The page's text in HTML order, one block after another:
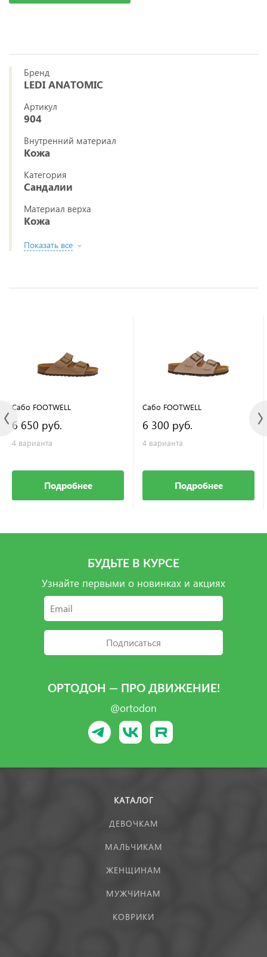
Бренд
LEDI ANATOMIC
Артикул
904
Внутренний материал
Кожа
Категория
Сандалии
Материал верха
Кожа
Показать все
Сабо FOOTWELL
6 650 руб.
4 варианта
Подробнее
Сабо FOOTWELL
6 300 руб.
4 варианта
Подробнее
БУДЬТЕ В КУРСЕ
Узнайте первыми о новинках и акциях
Подписаться
ОРТОДОН — ПРО ДВИЖЕНИЕ!
@ortodon
КАТАЛОГ
ДЕВОЧКАМ
МАЛЬЧИКАМ
ЖЕНЩИНАМ
МУЖЧИНАМ
КОВРИКИ